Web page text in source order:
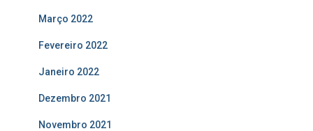
Março 2022
Fevereiro 2022
Janeiro 2022
Dezembro 2021
Novembro 2021